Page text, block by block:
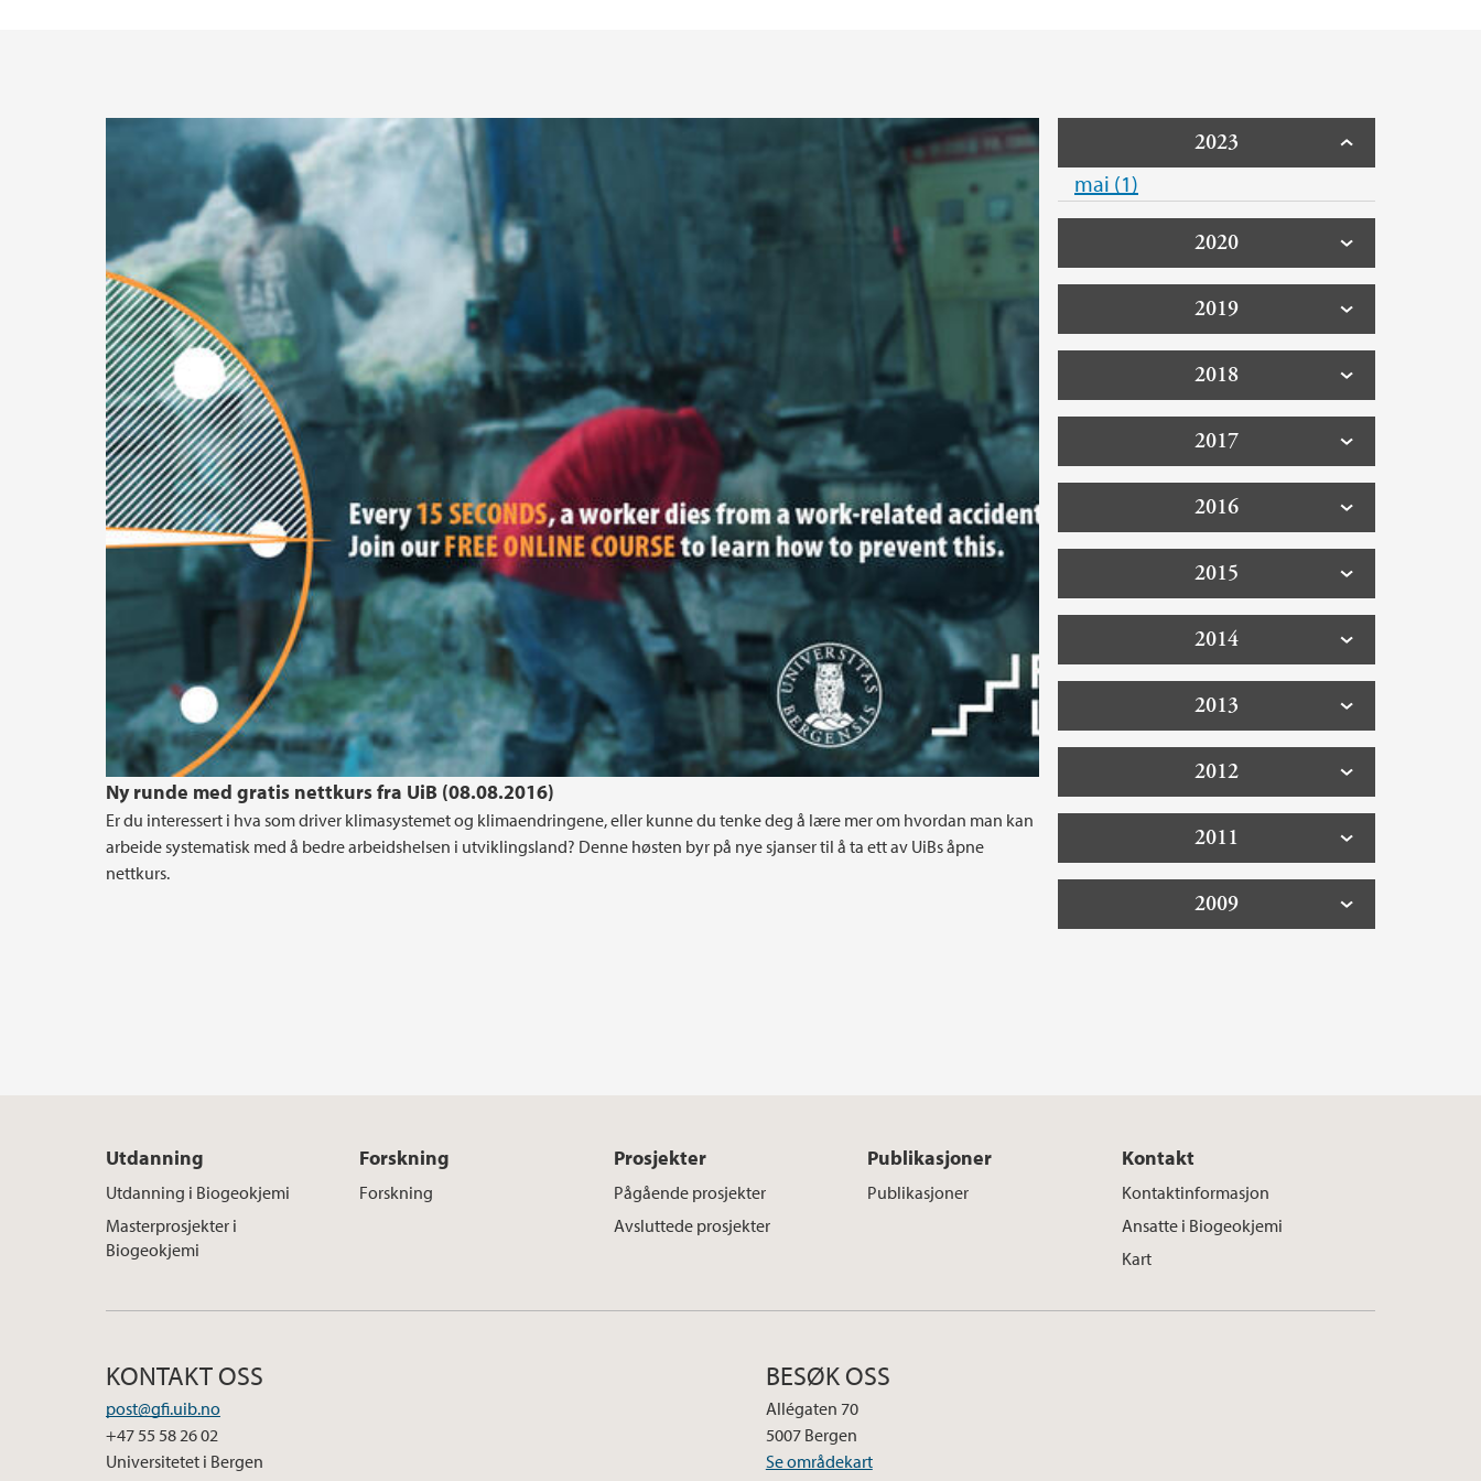
Ny runde med gratis nettkurs fra UiB (08.08.2016)
Er du interessert i hva som driver klimasystemet og klimaendringene, eller kunne du tenke deg å lære mer om hvordan man kan
arbeide systematisk med å bedre arbeidshelsen i utviklingsland? Denne høsten byr på nye sjanser til å ta ett av UiBs åpne
nettkurs.
2023
mai (1)
2020
2019
2018
2017
2016
2015
2014
2013
2012
2011
2009
Utdanning
Utdanning i Biogeokjemi
Masterprosjekter i
Biogeokjemi
Forskning
Forskning
Prosjekter
Pågående prosjekter
Avsluttede prosjekter
Publikasjoner
Publikasjoner
Kontakt
Kontaktinformasjon
Ansatte i Biogeokjemi
Kart
KONTAKT OSS
post@gfi.uib.no
+47 55 58 26 02
Universitetet i Bergen
BESØK OSS
Allégaten 70
5007 Bergen
Se områdekart